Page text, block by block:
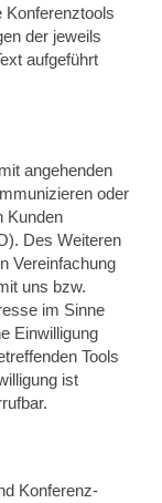
Konferenztools
der jeweils
aufgeführt
angehenden
oder
Kunden
Des Weiteren
Vereinfachung
uns bzw.
im Sinne
Einwilligung
Tools
ist
Konferenz-